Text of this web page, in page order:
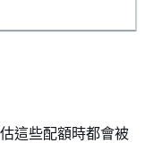
這些配額時都會被